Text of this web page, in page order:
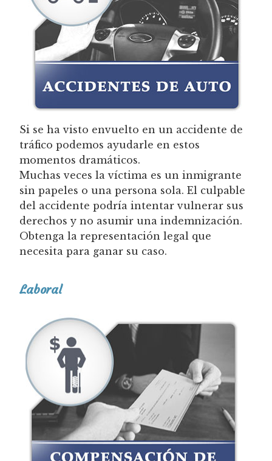
Si se ha visto envuelto en un accidente de
tráfico podemos ayudarle en estos
momentos dramáticos.
Muchas veces la víctima es un inmigrante
sin papeles o una persona sola. El culpable
del accidente podría intentar vulnerar sus
derechos y no asumir una indemnización.
Obtenga la representación legal que
necesita para ganar su caso.
Laboral